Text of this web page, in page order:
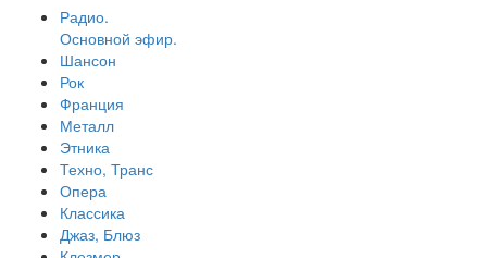
Радио.
Основной эфир.
Шансон
Рок
Франция
Металл
Этника
Техно, Транс
Опера
Классика
Джаз, Блюз